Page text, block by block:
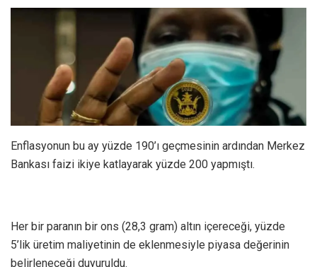
Enflasyonun bu ay yüzde 190’ı geçmesinin ardından Merkez
Bankası faizi ikiye katlayarak yüzde 200 yapmıştı.
Her bir paranın bir ons (28,3 gram) altın içereceği, yüzde
5’lik üretim maliyetinin de eklenmesiyle piyasa değerinin
belirleneceği duyuruldu.